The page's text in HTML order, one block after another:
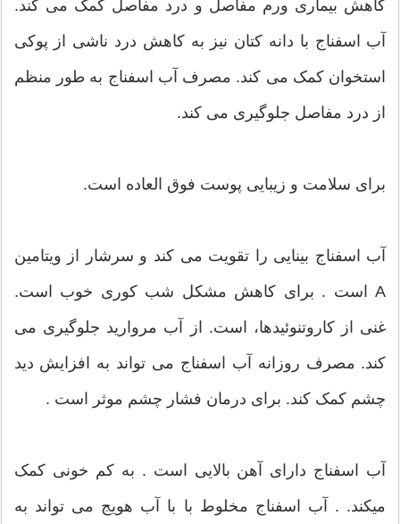
کاهش بیماری ورم مفاصل و درد مفاصل کمک می کند.
آب اسفناج با دانه کتان نیز به کاهش درد ناشی از پوکی
استخوان کمک می کند. مصرف آب اسفناج به طور منظم
از درد مفاصل جلوگیری می کند.
برای سلامت و زیبایی پوست فوق العاده است.
آب اسفناج بینایی را تقویت می کند و سرشار از ویتامین
A است . برای کاهش مشکل شب کوری خوب است.
غنی از کاروتنوئیدها، است. از آب مروارید جلوگیری می
کند. مصرف روزانه آب اسفناج می تواند به افزایش دید
چشم کمک کند. برای درمان فشار چشم موثر است .
آب اسفناج دارای آهن بالایی است . به کم خونی کمک
میکند. . آب اسفناج مخلوط با با آب هویج می تواند به